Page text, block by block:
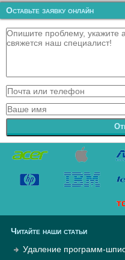
Оставьте заявку онлайн
Читайте наши статьи
Удаление программ-